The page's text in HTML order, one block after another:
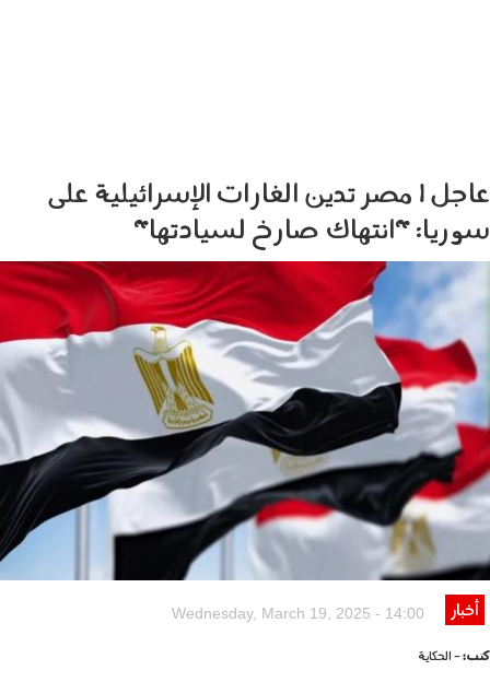
عاجل | مصر تدين الغارات الإسرائيلية على
سوريا: "انتهاك صارخ لسيادتها"
1903002.jpg
أخبار Wednesday, March 19, 2025 - 14:00
كتب:- الحكاية